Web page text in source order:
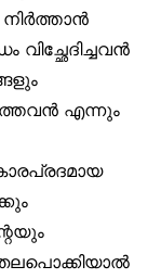
വിച്ഛേദിച്ചവൻ
എന്നും